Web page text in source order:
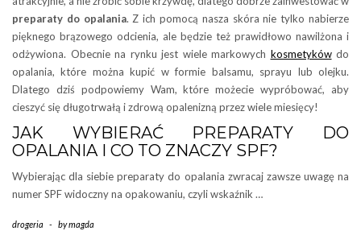
preparaty do opalania. Z ich pomocą nasza skóra nie tylko nabierze
pięknego brązowego odcienia, ale będzie też prawidłowo nawilżona i
odżywiona. Obecnie na rynku jest wiele markowych kosmetykówdo
opalania, które można kupić w formie balsamu, sprayu lub olejku.
Dlatego dziś podpowiemy Wam, które możecie wypróbować, aby
cieszyć się długotrwałą i zdrową opalenizną przez wiele miesięcy!
JAK WYBIERAĆ PREPARATY DO
OPALANIA I CO TO ZNACZY SPF?
Wybierając dla siebie preparaty do opalania zwracaj zawsze uwagę na
numer SPF widoczny na opakowaniu, czyli wskaźnik …
drogeria - bymagda